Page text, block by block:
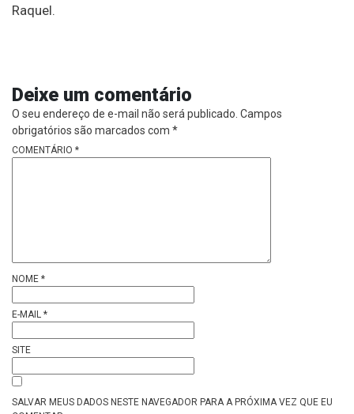
Raquel.
Deixe um comentário
O seu endereço de e-mail não será publicado. Campos
obrigatórios são marcados com *
COMENTÁRIO *
NOME *
E-MAIL *
SITE
SALVAR MEUS DADOS NESTE NAVEGADOR PARA A PRÓXIMA VEZ QUE EU